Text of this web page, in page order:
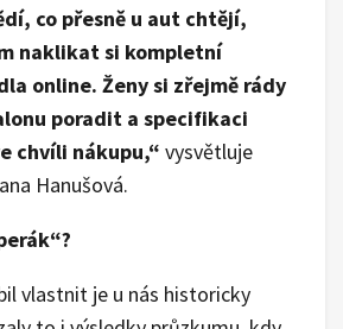
co přesně u aut chtějí,
naklikat si kompletní
online. Ženy si zřejmě rády
poradit a specifikaci
chvíli nákupu,“ vysvětluje
Hanušová.
vlastnit je u nás historicky